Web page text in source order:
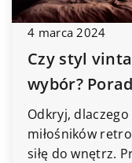
4 marca 2024
Czy styl
wybór?
Odkryj,
miłośników
siłę do wnętrz.